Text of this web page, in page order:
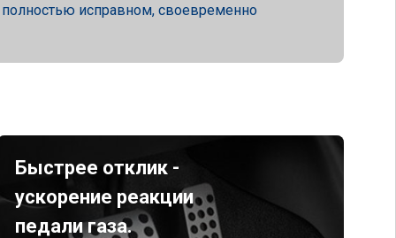
полностью исправном, своевременно
Быстрее отклик -
ускорение реакции
педали газа.